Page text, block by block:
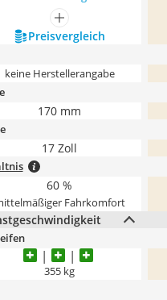
mehr anzeigen
Preis­vergleich
keine Herstellerangabe
170 mm
17 Zoll
60 %
Fahrkomfort
355 kg